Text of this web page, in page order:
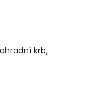
krb,